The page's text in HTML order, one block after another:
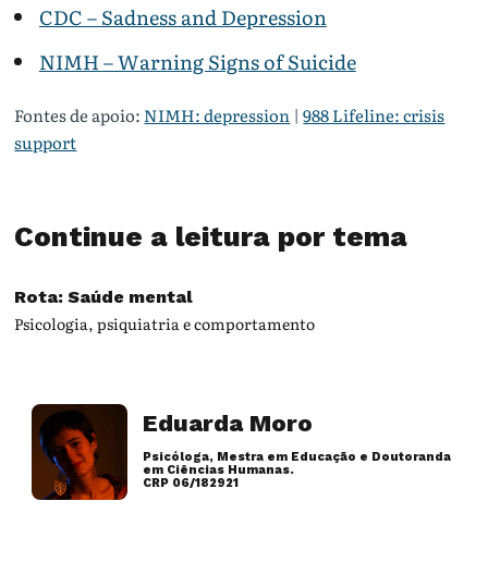
CDC – Sadness and Depression
NIMH – Warning Signs of Suicide
Fontes de apoio: NIMH: depression |988 Lifeline: crisis
support
Continue a leitura por tema
Rota: Saúde mental
Psicologia, psiquiatria e comportamento
Eduarda Moro
Psicóloga, Mestra em Educação e Doutoranda
em Ciências Humanas.
CRP 06/182921